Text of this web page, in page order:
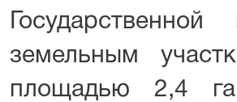
земельным
площадью 2,4